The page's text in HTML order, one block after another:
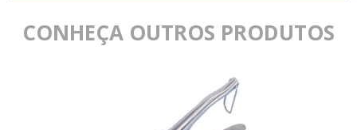
CONHEÇA OUTROS PRODUTOS